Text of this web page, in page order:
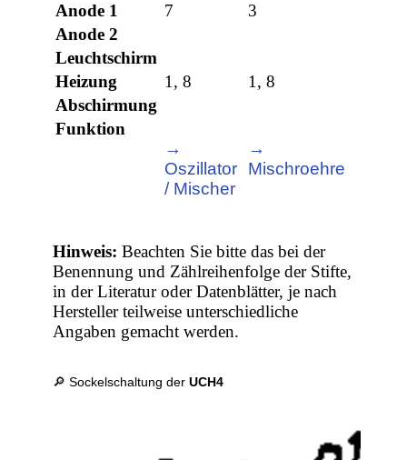
Anode 1
7
3
Anode 2
Leuchtschirm
Heizung
1, 8
1, 8
Abschirmung
Funktion
→
Oszillator
/ Mischer
→
Mischroehre
Hinweis: Beachten Sie bitte das bei der
Benennung und Zählreihenfolge der Stifte,
in der Literatur oder Datenblätter, je nach
Hersteller teilweise unterschiedliche
Angaben gemacht werden.
🔎 Sockelschaltung derUCH4